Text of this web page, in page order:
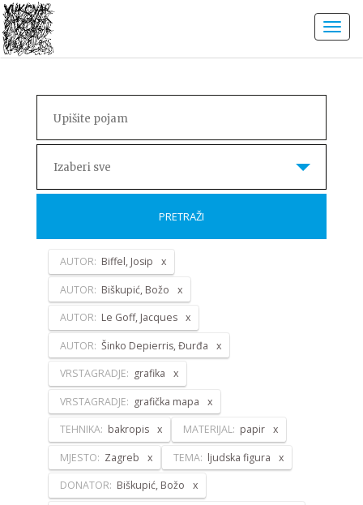
Izaberi sve
PRETRAŽI
AUTOR: Biffel, Josip
AUTOR: Biškupić, Božo
AUTOR: Le Goff, Jacques
AUTOR: Šinko Depierris, Đurđa
VRSTAGRADJE: grafika
VRSTAGRADJE: grafička mapa
TEHNIKA: bakropis MATERIJAL: papir
MJESTO: Zagreb TEMA: ljudska figura
DONATOR: Biškupić, Božo